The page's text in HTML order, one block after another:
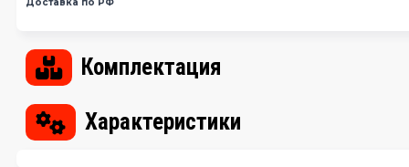
Комплектация
Характеристики